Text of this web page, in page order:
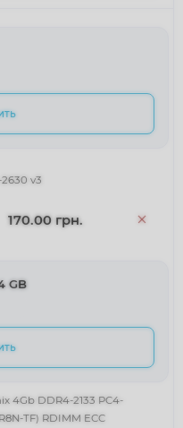
v3
170.00 грн.
4 GB
4Gb DDR4-2133 PC4-
TF) RDIMM ECC